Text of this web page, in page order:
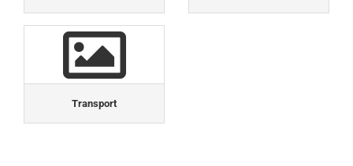
Transport